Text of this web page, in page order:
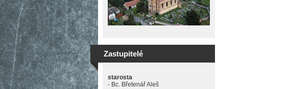
Zastupitelé
starosta
- Bc. Břetenář Aleš